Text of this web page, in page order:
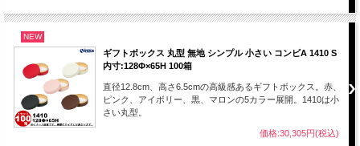
NEW
ギフトボックス 丸型 無地 シンプル 小さい コンビA 1410 S
内寸:128Φ×65H 100箱
直径12.8cm、高さ6.5cmの高級感あるギフトボックス。赤、
ピンク、アイボリー、黒、マロンの5カラー展開。1410は小
さい丸型。
価格:30,305円(税込)